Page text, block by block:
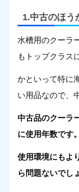
1.中古のほう
水槽用のクーラ
もトップクラス
かといって特に
い用品なので、
中古品のクーラ
に使用年数です。
使用環境にもよ
ら問題ないでし